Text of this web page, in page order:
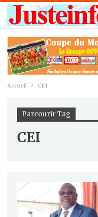
Accueil CEI
Parcourir Tag
CEI